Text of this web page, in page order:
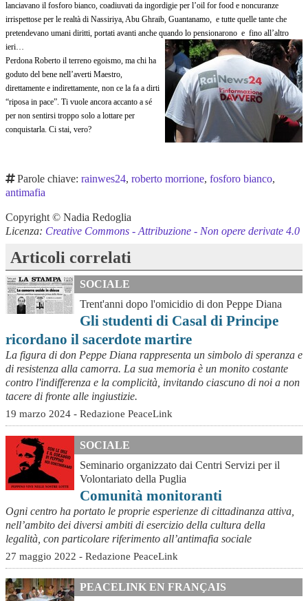
lanciavano il fosforo bianco, coadiuvati da ingordigie per l’oil for food e noncuranze
irrispettose per le realtà di Nassiriya, Abu Ghraib, Guantanamo, e tutte quelle tante che
pretendevano umani diritti, portati avanti anche quando lo pensionarono e fino all’altro
ieri…
Perdona Roberto il terreno egoismo, ma chi ha
goduto del bene nell’averti Maestro,
direttamente e indirettamente, non ce la fa a dirti
“riposa in pace”. Ti vuole ancora accanto a sé
per non sentirsi troppo solo a lottare per
conquistarla. Ci stai, vero?
Parole chiave:rainwes24,roberto morrione,fosforo bianco,
antimafia
Copyright © Nadia Redoglia
Licenza: Creative Commons - Attribuzione - Non opere derivate 4.0
Articoli correlati
SOCIALE
Trent'anni dopo l'omicidio di don Peppe Diana
Gli studenti di Casal di Principe
ricordano il sacerdote martire
La figura di don Peppe Diana rappresenta un simbolo di speranza e
di resistenza alla camorra. La sua memoria è un monito costante
contro l'indifferenza e la complicità, invitando ciascuno di noi a non
tacere di fronte alle ingiustizie.
19 marzo 2024 - Redazione PeaceLink
SOCIALE
Seminario organizzato dai Centri Servizi per il
Volontariato della Puglia
Comunità monitoranti
Ogni centro ha portato le proprie esperienze di cittadinanza attiva,
nell’ambito dei diversi ambiti di esercizio della cultura della
legalità, con particolare riferimento all’antimafia sociale
27 maggio 2022 - Redazione PeaceLink
PEACELINK EN FRANÇAIS